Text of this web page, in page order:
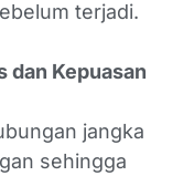
terjadi.
dan Kepuasan
jangka
sehingga